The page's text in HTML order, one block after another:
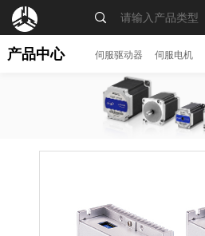
MENU
产品中心 伺服驱动器 伺服电机